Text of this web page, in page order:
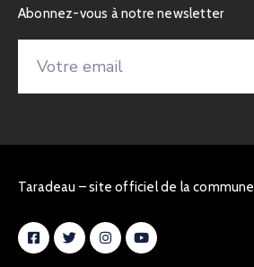
Abonnez-vous à notre newsletter
Taradeau – site officiel de la commune